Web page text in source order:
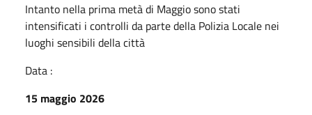
Intanto nella prima metà di Maggio sono stati
intensificati i controlli da parte della Polizia Locale nei
luoghi sensibili della città
Data :
15 maggio 2026